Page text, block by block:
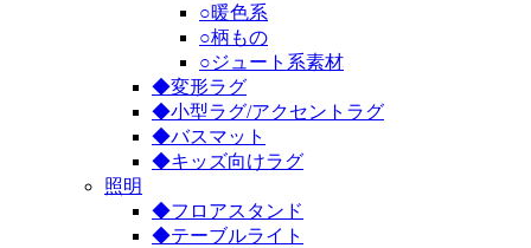
○暖色系
○柄もの
○ジュート系素材
◆変形ラグ
◆小型ラグ/アクセントラグ
◆バスマット
◆キッズ向けラグ
照明
◆フロアスタンド
◆テーブルライト